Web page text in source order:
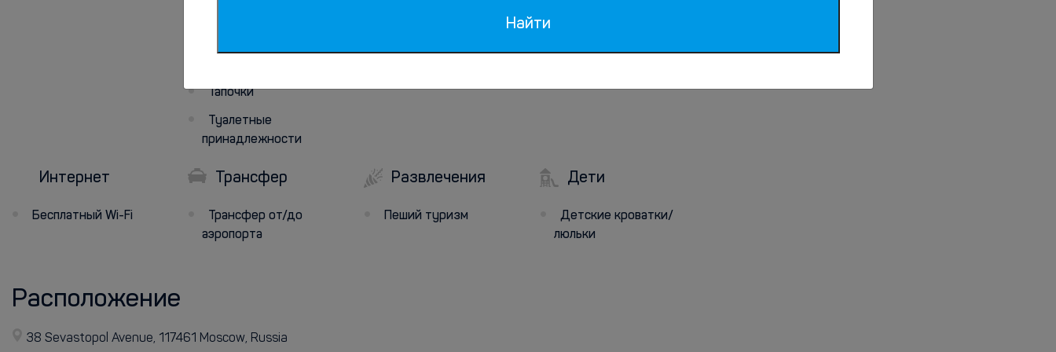
Тапочки
Туалетные
принадлежности
Интернет
Бесплатный Wi-Fi
Трансфер
Трансфер от/до
аэропорта
Развлечения
Пеший туризм
Дети
Детские кроватки/
люльки
Расположение
38 Sevastopol Avenue, 117461 Moscow, Russia
Найти